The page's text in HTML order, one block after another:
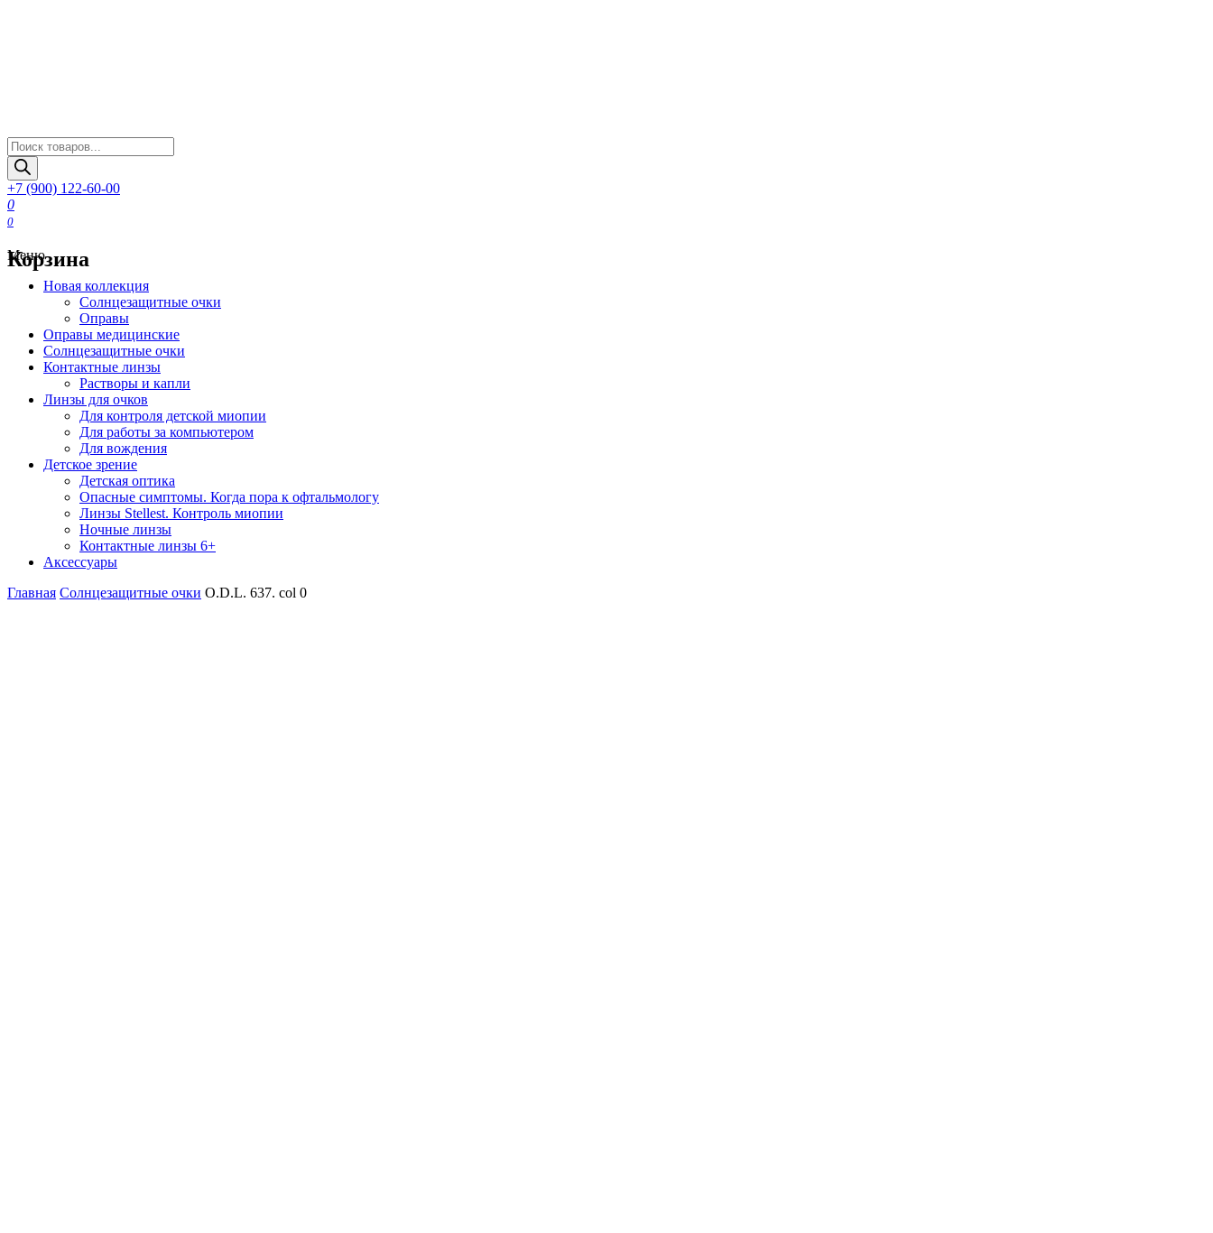
Поиск
товаров
+7 (900) 122-60-00
0
0
Корзина
Меню
Новая коллекция
Солнцезащитные очки
Оправы
Оправы медицинские
Солнцезащитные очки
Контактные линзы
Растворы и капли
Линзы для очков
Для контроля детской миопии
Для работы за компьютером
Для вождения
Детское зрение
Детская оптика
Опасные симптомы. Когда пора к офтальмологу
Линзы Stellest. Контроль миопии
Ночные линзы
Контактные линзы 6+
Аксессуары
Главная Солнцезащитные очки O.D.L. 637. col 0